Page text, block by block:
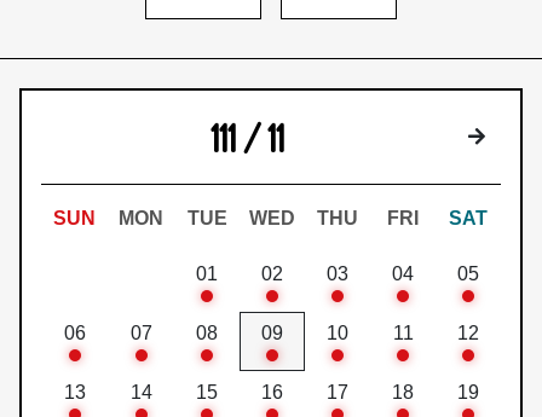
111 / 11 下個月
SUN MON TUE WED THU FRI SAT
01 02 03 04 05
06 07 08 09 10 11 12
13 14 15 16 17 18 19